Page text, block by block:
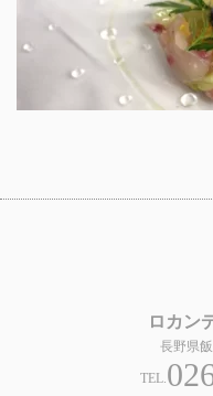
ロカン
長野県
TEL.